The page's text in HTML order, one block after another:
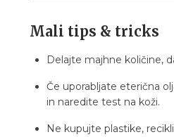
Mali tips & tricks
Delajte majhne količine,
Če uporabljate eterična
in naredite test na koži.
Ne kupujte plastike,